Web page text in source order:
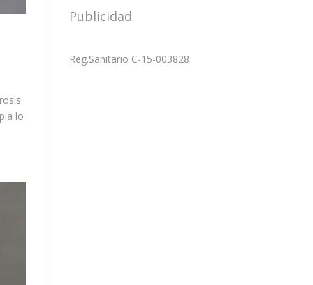
lo
Publicidad
Reg.Sanitario C-15-003828